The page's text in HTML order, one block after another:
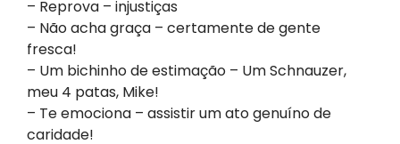
– Reprova – injustiças
– Não acha graça – certamente de gente
fresca!
– Um bichinho de estimação – Um Schnauzer,
meu 4 patas, Mike!
– Te emociona – assistir um ato genuíno de
caridade!